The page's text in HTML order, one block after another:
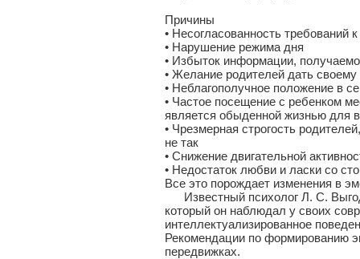
Причины
• Несогласованность требований
• Нарушение режима дня
• Избыток информации,
• Желание родителей дать своему
• Неблагополучное положение в
• Частое посещение с ребенком
является обыденной жизнью для
• Чрезмерная строгость
не так
• Снижение двигательной
• Недостаток любви и ласки со
Все это порождает изменения в
Известный психолог Л. С.
который он наблюдал у своих
интеллектуализированное
Рекомендации по формированию
передвижках.